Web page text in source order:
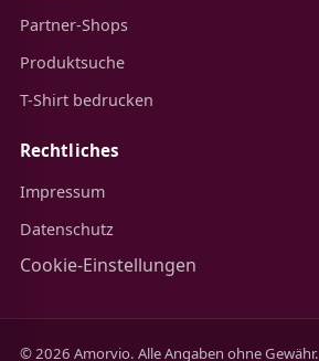
Partner-Shops
Produktsuche
T-Shirt bedrucken
Rechtliches
Impressum
Datenschutz
Cookie-Einstellungen
© 2026 Amorvio. Alle Angaben ohne Gewähr.